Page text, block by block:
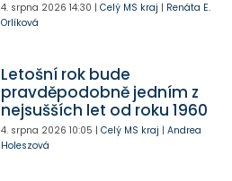
4. srpna 2026 14:30 | Celý MS kraj | Renáta E.
Orlíková
Letošní rok bude
pravděpodobně jedním z
nejsušších let od roku 1960
4. srpna 2026 10:05 | Celý MS kraj | Andrea
Holeszová